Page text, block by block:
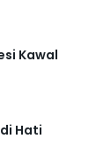
Kawal
Hati